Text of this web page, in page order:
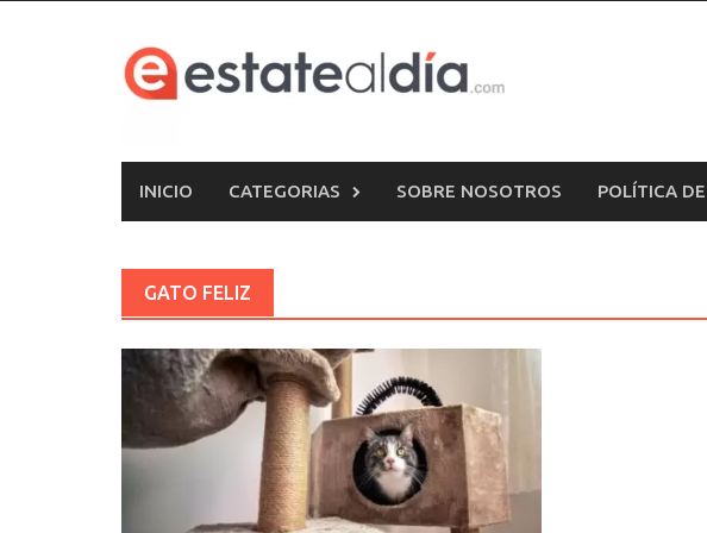
INICIO CATEGORIAS SOBRE NOSOTROS POLÍTICA
GATO FELIZ